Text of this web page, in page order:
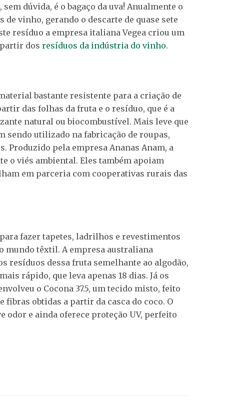
dúvida, é o bagaço da uva! Anualmente o
vinho, gerando o descarte de quase sete
resíduo a empresa italiana Vegea criou um
dos resíduos da indústria do vinho.
bastante resistente para a criação de
das folhas da fruta e o resíduo, que é a
natural ou biocombustível. Mais leve que
sendo utilizado na fabricação de roupas,
Produzido pela empresa Ananas Anam, a
o viés ambiental. Eles também apoiam
em parceria com cooperativas rurais das
fazer tapetes, ladrilhos e revestimentos
mundo têxtil. A empresa australiana
resíduos dessa fruta semelhante ao algodão,
rápido, que leva apenas 18 dias. Já os
o Cocona 37.5, um tecido misto, feito
fibras obtidas a partir da casca do coco. O
odor e ainda oferece proteção UV, perfeito